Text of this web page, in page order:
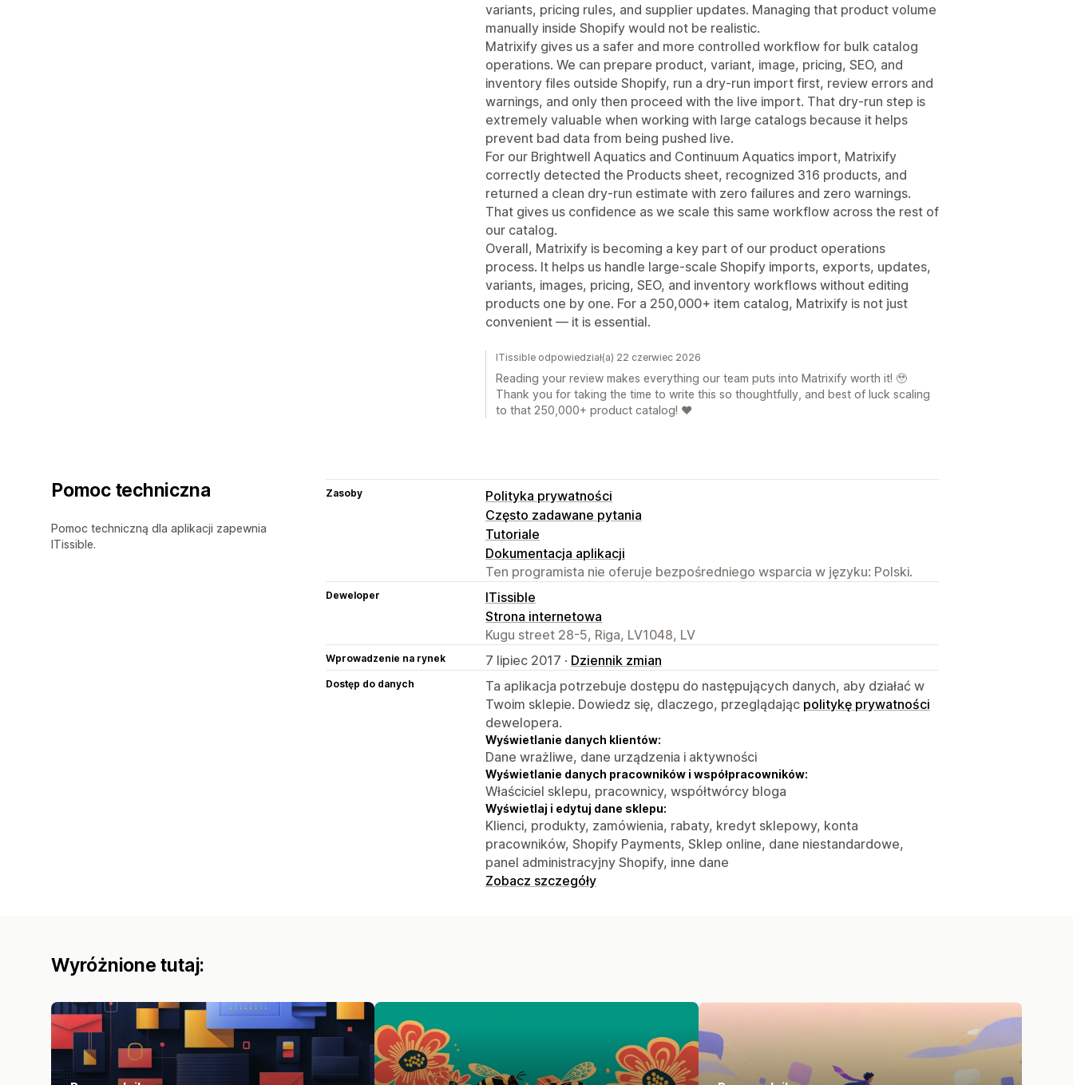
variants, pricing rules, and supplier updates. Managing that product volume
manually inside Shopify would not be realistic.
Matrixify gives us a safer and more controlled workflow for bulk catalog
operations. We can prepare product, variant, image, pricing, SEO, and
inventory files outside Shopify, run a dry-run import first, review errors and
warnings, and only then proceed with the live import. That dry-run step is
extremely valuable when working with large catalogs because it helps
prevent bad data from being pushed live.
For our Brightwell Aquatics and Continuum Aquatics import, Matrixify
correctly detected the Products sheet, recognized 316 products, and
returned a clean dry-run estimate with zero failures and zero warnings.
That gives us confidence as we scale this same workflow across the rest of
our catalog.
Overall, Matrixify is becoming a key part of our product operations
process. It helps us handle large-scale Shopify imports, exports, updates,
variants, images, pricing, SEO, and inventory workflows without editing
products one by one. For a 250,000+ item catalog, Matrixify is not just
convenient — it is essential.
ITissible odpowiedział(a) 22 czerwiec 2026
Reading your review makes everything our team puts into Matrixify worth it! 🥹
Thank you for taking the time to write this so thoughtfully, and best of luck scaling
to that 250,000+ product catalog! ❤️
Pomoc techniczna
Pomoc techniczną dla aplikacji zapewnia
ITissible.
Zasoby
Polityka prywatności
Często zadawane pytania
Tutoriale
Dokumentacja aplikacji
Ten programista nie oferuje bezpośredniego wsparcia w języku: Polski.
Deweloper
ITissible
Strona internetowa
Kugu street 28-5, Riga, LV1048, LV
Wprowadzenie na rynek 7 lipiec 2017 · Dziennik zmian
Dostęp do danych
Ta aplikacja potrzebuje dostępu do następujących danych, aby działać w
Twoim sklepie. Dowiedz się, dlaczego, przeglądając politykę prywatności
dewelopera.
Wyświetlanie danych klientów:
Dane wrażliwe, dane urządzenia i aktywności
Wyświetlanie danych pracowników i współpracowników:
Właściciel sklepu, pracownicy, współtwórcy bloga
Wyświetlaj i edytuj dane sklepu:
Klienci, produkty, zamówienia, rabaty, kredyt sklepowy, konta
pracowników, Shopify Payments, Sklep online, dane niestandardowe,
panel administracyjny Shopify, inne dane
Zobacz szczegóły
Wyróżnione tutaj: